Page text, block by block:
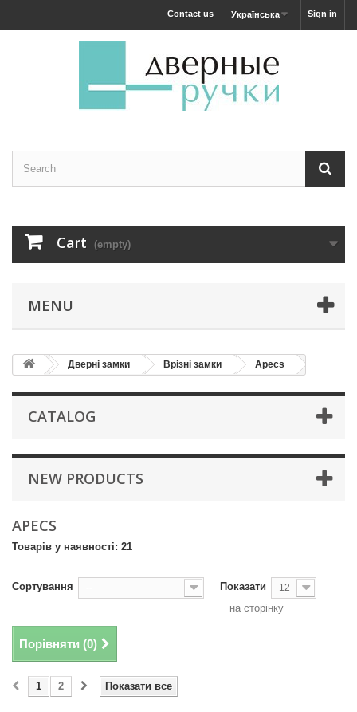
Sign in
Українська
Contact us
Cart (empty)
MENU
Дверні замки Врізні замки Apecs
CATALOG
NEW PRODUCTS
APECS
Товарів у наявності: 21
Сортування -- Показати 12
на сторінку
Порівняти (0)
Показати все
1 2